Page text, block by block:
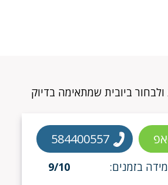
ביובית שמתאימה בדיוק
בזמנים:
9/10
584400557